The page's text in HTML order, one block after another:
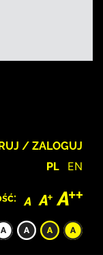
/ ZALOGUJ
PL EN